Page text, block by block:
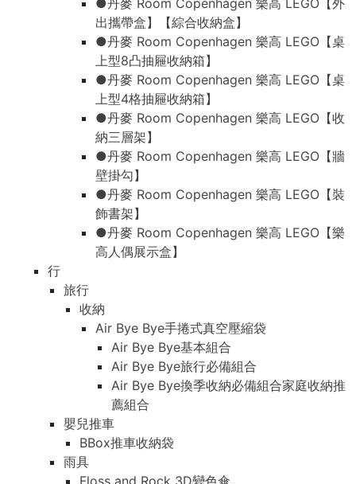
●丹麥 Room Copenhagen 樂高 LEGO【外
出攜帶盒】【綜合收納盒】
●丹麥 Room Copenhagen 樂高 LEGO【桌
上型8凸抽屜收納箱】
●丹麥 Room Copenhagen 樂高 LEGO【桌
上型4格抽屜收納箱】
●丹麥 Room Copenhagen 樂高 LEGO【收
納三層架】
●丹麥 Room Copenhagen 樂高 LEGO【牆
壁掛勾】
●丹麥 Room Copenhagen 樂高 LEGO【裝
飾書架】
●丹麥 Room Copenhagen 樂高 LEGO【樂
高人偶展示盒】
行
旅行
收納
Air Bye Bye手捲式真空壓縮袋
Air Bye Bye基本組合
Air Bye Bye旅行必備組合
Air Bye Bye換季收納必備組合家庭收納推
薦組合
嬰兒推車
BBox推車收納袋
雨具
Floss and Rock 3D變色傘